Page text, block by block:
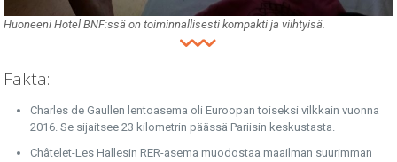
Huoneeni Hotel BNF:ssä on toiminnallisesti kompakti ja viihtyisä.
Fakta:
Charles de Gaullen lentoasema oli Euroopan toiseksi vilkkain vuonna
2016. Se sijaitsee 23 kilometrin päässä Pariisin keskustasta.
Châtelet-Les Hallesin RER-asema muodostaa maailman suurimman